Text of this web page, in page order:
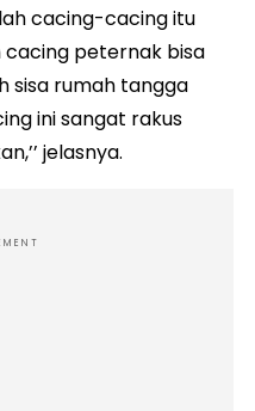
cacing-cacing itu
cacing peternak bisa
sisa rumah tangga
ini sangat rakus
jelasnya.